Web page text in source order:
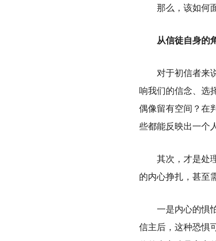
那么，该如何
从信徒自身的
对于初信者来
响我们的信念、选
偶像留有空间？在
些都能反映出一个
其次，才是处
的内心挣扎，甚至
一是内心的惧
信主后，这种恐惧